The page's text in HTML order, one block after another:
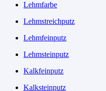
Lehmfarbe
Lehmstreichputz
Lehmfeinputz
Lehmsteinputz
Kalkfeinputz
Kalksteinputz